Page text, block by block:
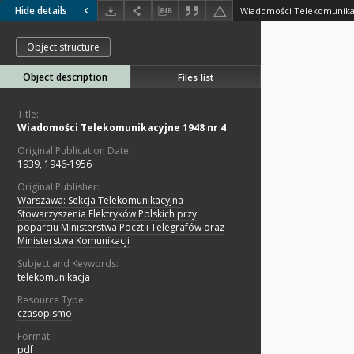
Hide details Wiadomości
Object structure
Object description Files list
Title:
Wiadomości Telekomunikacyjne 1948 nr 4
Original Publication Date:
1939, 1946-1956
Original Publisher:
Warszawa: Sekcja Telekomunikacyjna
Stowarzyszenia Elektryków Polskich przy
poparciu Ministerstwa Poczt i Telegrafów oraz
Ministerstwa Komunikacji
Subject and Keywords:
telekomunikacja
Resource Type:
czasopismo
Format:
pdf